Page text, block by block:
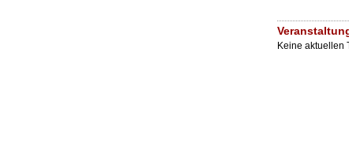
Keine aktuellen